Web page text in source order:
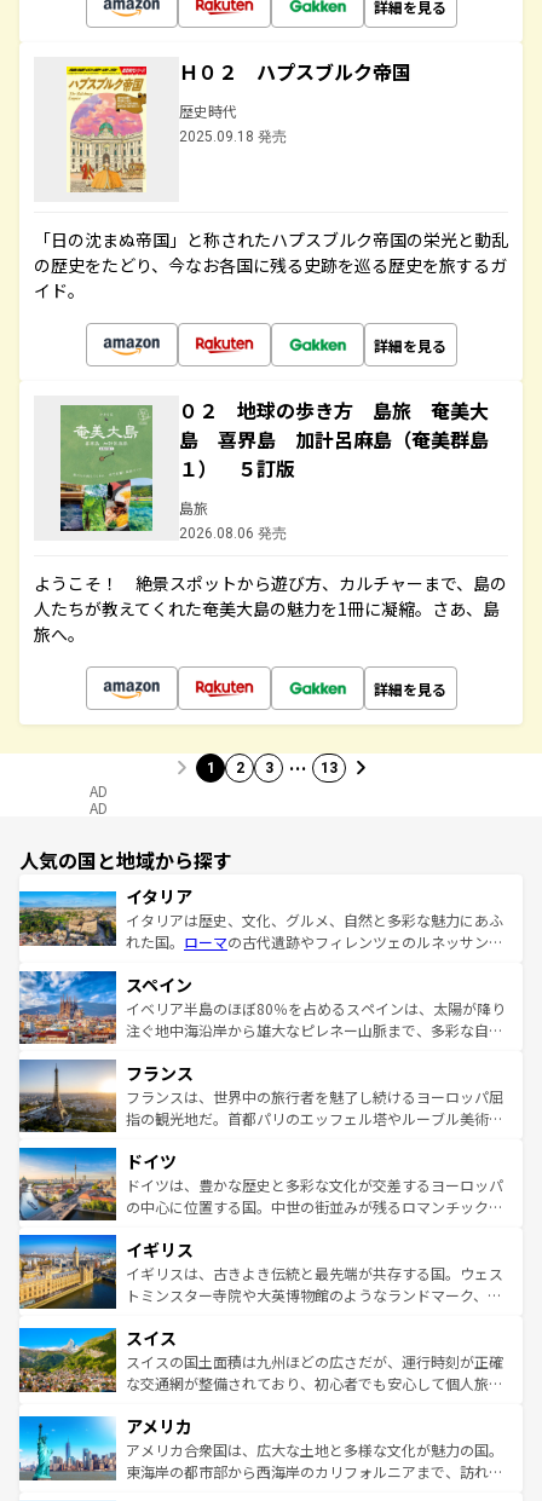
詳細を見る
Ｈ０２ ハプスブルク帝国
歴史時代
2025.09.18 発売
「日の沈まぬ帝国」と称されたハプスブルク帝国の栄光と動乱
の歴史をたどり、今なお各国に残る史跡を巡る歴史を旅するガ
イド。
詳細を見る
０２ 地球の歩き方 島旅 奄美大
島 喜界島 加計呂麻島（奄美群島
１） ５訂版
島旅
2026.08.06 発売
ようこそ！ 絶景スポットから遊び方、カルチャーまで、島の
人たちが教えてくれた奄美大島の魅力を1冊に凝縮。さあ、島
旅へ。
詳細を見る
1 2 3 … 13
AD
AD
人気の国と地域から探す
イタリア
イタリアは歴史、文化、グルメ、自然と多彩な魅力にあふ
れた国。 ローマの古代遺跡やフィレンツェのルネッサンス
ろん、トスカーナの美しい田園風景やアマルフィ海岸の絶
景など、自然景観も見逃せない。観光の合間には、本場の
ピザやパスタなど、絶品のイタリア料理を堪能することも
ませてくれるイタリアで、忘れられない旅をしてみよう！
なお、新着のイタリア情報はコンテンツ一覧 を参照してほ
しい。
スペイン
イベリア半島のほぼ80％を占めるスペインは、太陽が降り
注ぐ地中海沿岸から雄大なピレネー山脈まで、多彩な自然
文化が根付くこの国では、情熱的なフラメンコ、熱気あふ
れる闘牛、そして美味しいタパスが生活の一部となってい
る。首都マドリードの洗練された雰囲気や、バルセロナの
の城塞都市、穏やかなビーチリゾートまで多彩な表情を見
せる。地方によって風土や気候が異なるスペインはその個
性で訪れる人を魅了する。 なお、新着のスペイン情報はコ
フランス
フランスは、世界中の旅行者を魅了し続けるヨーロッパ屈
指の観光地だ。首都パリのエッフェル塔やルーブル美術館
で、幅広い魅力が詰まっている。華麗な宮殿、歴史的な大
聖堂、美しいビーチ、そして豊かな自然が、訪れる者を心
から魅了する。また、フランスは美食の国としても知ら
いる。シャンパンの発祥地であるランス、プロヴァンスの
香り高いラベンダー畑など、多彩な楽しみ方が可能だ。さ
らに、パリ以外の地域にも魅力が溢れており、どの街角に
れる地方に足を運ぶとそれぞれで全く異なる文化を体験で
きるだろう。 なお、新着のフランス情報はコンテンツ一覧
を参照してほしい。
ドイツ
ドイツは、豊かな歴史と多彩な文化が交差するヨーロッパ
の中心に位置する国。中世の街並みが残るロマンチック街
顔を持つこの国は、どこを歩いても飽きることがない。ベ
ルリンの文化的活気、バイエルン州のアルプスの絶景、そ
してライン川沿いのワイン畑といった風景は必見。ビール
は、お酒好きな人にはぜひ体験してほしい。 なお、新着の
ドイツ情報はコンテンツ一覧を参照してほしい。
イギリス
イギリスは、古きよき伝統と最先端が共存する国。ウェス
トミンスター寺院や大英博物館のようなランドマーク、歴
リアごとに異なる魅力がある。また、優雅なアフタヌーン
ティー、ビール好きにはたまらない英国パブ、サッカー観
戦など、本場だからこそできる体験も豊富。イギリスを旅
ンツ一覧を参照してほしい。
スイス
スイスの国土面積は九州ほどの広さだが、運行時刻が正確
な交通網が整備されており、初心者でも安心して個人旅行
の建物がそのまま残る町や、スイスならではのユニークな
博物館もあり、アルプス観光だけでなく町歩きも満喫する
ことができる。国民の所得が高いため物価も高いが、旅行
アメリカ
アメリカ合衆国は、広大な土地と多様な文化が魅力の国。
東海岸の都市部から西海岸のカリフォルニアまで、訪れる